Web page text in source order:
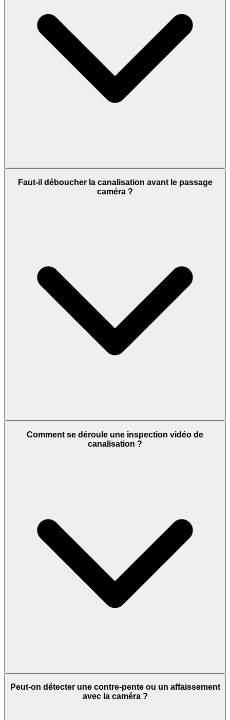
Faut-il déboucher la canalisation avant le passage
caméra ?
Comment se déroule une inspection vidéo de
canalisation ?
Peut-on détecter une contre-pente ou un affaissement
avec la caméra ?